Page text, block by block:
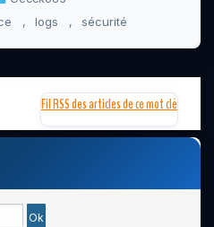
, logs , sécurité
Fil RSS des articles de ce mot clé